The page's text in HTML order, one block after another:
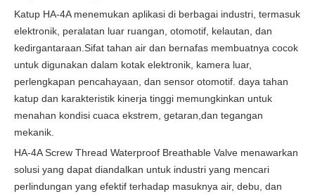
Katup HA-4A menemukan aplikasi di berbagai industri, termasuk
elektronik, peralatan luar ruangan, otomotif, kelautan, dan
kedirgantaraan.Sifat tahan air dan bernafas membuatnya cocok
untuk digunakan dalam kotak elektronik, kamera luar,
perlengkapan pencahayaan, dan sensor otomotif. daya tahan
katup dan karakteristik kinerja tinggi memungkinkan untuk
menahan kondisi cuaca ekstrem, getaran,dan tegangan
mekanik.
HA-4A Screw Thread Waterproof Breathable Valve menawarkan
solusi yang dapat diandalkan untuk industri yang mencari
perlindungan yang efektif terhadap masuknya air, debu, dan